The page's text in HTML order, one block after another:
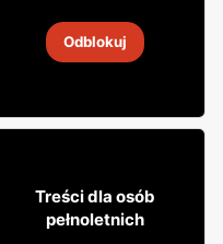
18 sie 2026Odblokuj
7 99
Treści dla osób
pełnoletnich